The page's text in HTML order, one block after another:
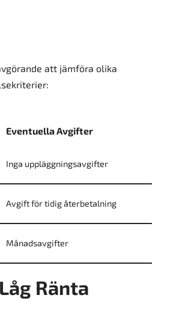
att jämföra olika
Eventuella Avgifter
Inga uppläggningsavgifter
Avgift för tidig återbetalning
Månadsavgifter
Ränta